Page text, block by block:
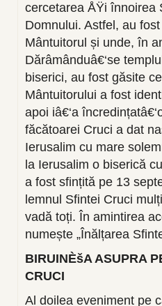
cercetarea ÅŸi înnoirea
Domnului. Astfel, au
Mântuitorul și unde, în
Dărâmânduâ€‘se
biserici, au fost găsite
Mântuitorului a fost
apoi iâ€‘a
făcătoarei Cruci a dat
Ierusalim cu mare
la Ierusalim o biserică
a fost sfințită pe 13
lemnul Sfintei Cruci
vadă toți. În amintirea
numește „Înălțarea
BIRUINÈšA ASUPRA
CRUCI
Al doilea eveniment pe